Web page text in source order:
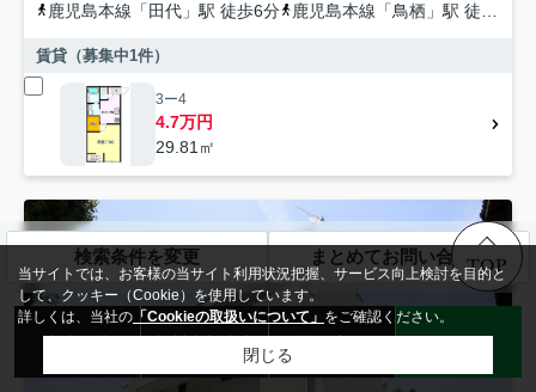
鹿児島本線 「 田代 」駅 徒歩6分 鹿児島本線 「鳥栖 」駅 徒歩21分
賃貸（募集中1件）
3ー4
4.7万円
29.81㎡
検索条件を変更 まとめてお問い合わせ
来店予約 無料売却査定 お問い合わせ LINE
TOP
当サイトでは、お客様の当サイト利用状況把握、サービス向上検討を目的と
して、クッキー（Cookie）を使用しています。
詳しくは、当社の 「Cookieの取扱いについて」 をご確認ください。
閉じる